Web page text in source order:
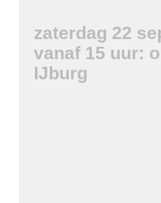
zaterdag 22
vanaf 15 uur:
IJburg